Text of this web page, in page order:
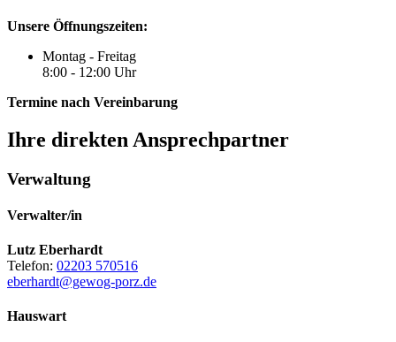
Unsere Öffnungszeiten:
Montag - Freitag
8:00 - 12:00 Uhr
Termine nach Vereinbarung
Ihre direkten Ansprechpartner
Verwaltung
Verwalter/in
Lutz Eberhardt
Telefon: 02203 570516
eberhardt@gewog-porz.de
Hauswart